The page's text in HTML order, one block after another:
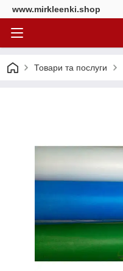
www.mirkleenki.shop
Товари та послуги